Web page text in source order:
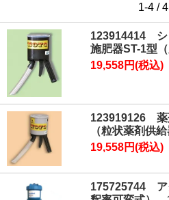
1-4 / 4
123914414 シ
施肥器ST-1型（
19,558円(税込)
123919126 薬
（粒状薬剤供給
19,558円(税込)
175725744 ア